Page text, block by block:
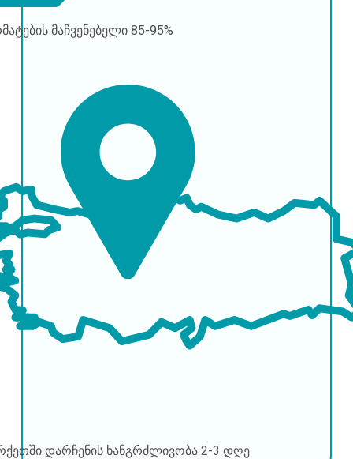
მაჩვენებელი 85-95%
დარჩენის ხანგრძლივობა 2-3 დღე